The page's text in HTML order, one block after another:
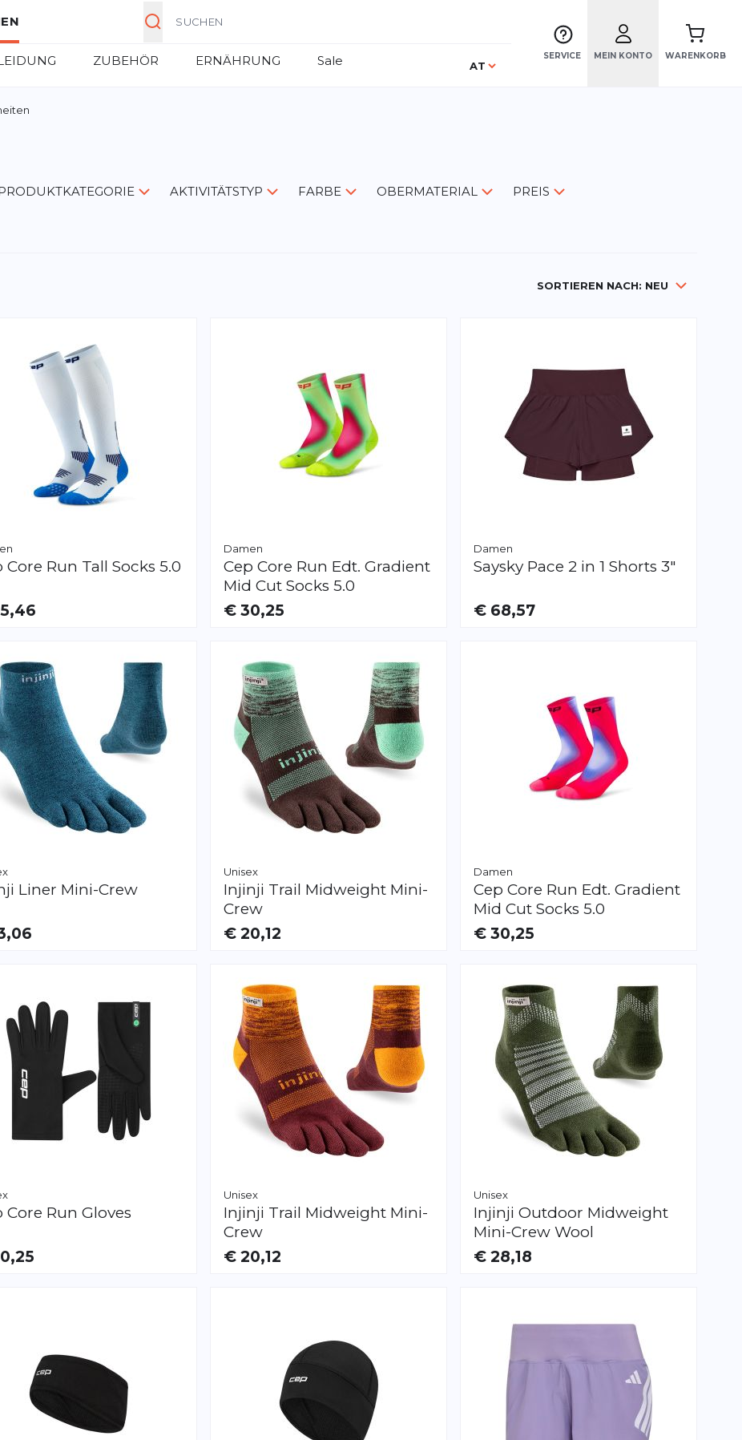
ZUBEHÖR ERNÄHRUNG Sale Sprache
AT
SERVICE MEIN KONTO WARENKORB
AKTIVITÄTSTYP FARBE OBERMATERIAL PREIS
SORTIEREN NACH: NEU
Core Run Tall Socks 5.0
Damen
Cep Core Run Edt. Gradient
Mid Cut Socks 5.0
VERFÜGBAR
€ 30,25
Damen
Saysky Pace 2 in 1 Shorts 3"
VERFÜGBAR
€ 68,57
Liner Mini-Crew
Unisex
Injinji Trail Midweight Mini-
Crew
VERFÜGBAR
€ 20,12
Damen
Cep Core Run Edt. Gradient
Mid Cut Socks 5.0
VERFÜGBAR
€ 30,25
Core Run Gloves
Unisex
Injinji Trail Midweight Mini-
Crew
VERFÜGBAR
€ 20,12
Unisex
Injinji Outdoor Midweight
Mini-Crew Wool
VERFÜGBAR
€ 28,18